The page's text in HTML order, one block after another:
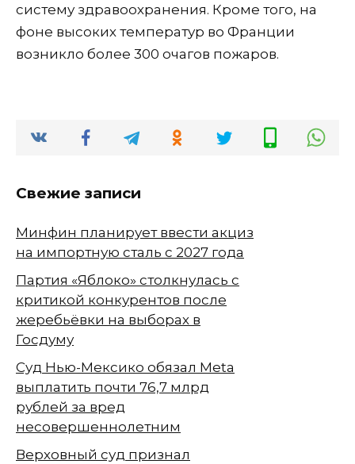
систему здравоохранения. Кроме того, на
фоне высоких температур во Франции
возникло более 300 очагов пожаров.
Свежие записи
Минфин планирует ввести акциз
на импортную сталь с 2027 года
Партия «Яблоко» столкнулась с
критикой конкурентов после
жеребьёвки на выборах в
Госдуму
Суд Нью-Мексико обязал Meta
выплатить почти 76,7 млрд
рублей за вред
несовершеннолетним
Верховный суд признал